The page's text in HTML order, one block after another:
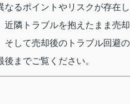
なるポイントやリスクが存在し
近隣トラブルを抱えたまま売
そして売却後のトラブル回避
後までご覧ください。